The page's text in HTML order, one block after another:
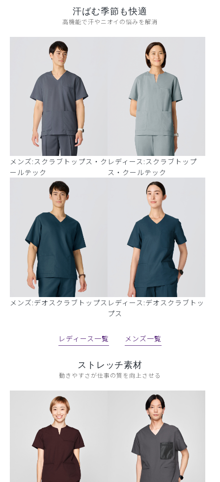
汗ばむ季節も快適
高機能で汗やニオイの悩みを解消
メンズ:スクラブトップス・ク
ールテック
レディース:スクラブトップ
ス・クールテック
メンズ:デオスクラブトップス レディース:デオスクラブトッ
プス
レディース一覧 メンズ一覧
ストレッチ素材
動きやすさが仕事の質を向上させる